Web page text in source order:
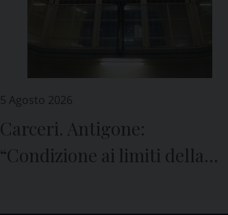
5 Agosto 2026
Carceri. Antigone:
“Condizione ai limiti della